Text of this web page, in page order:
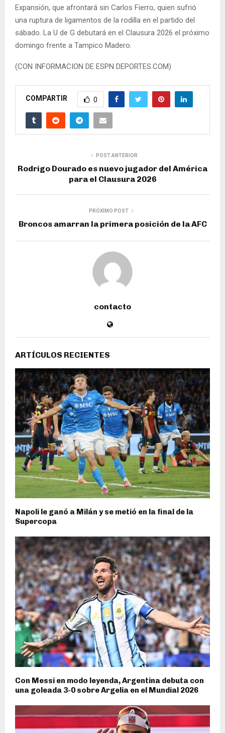
Expansión, que afrontará sin Carlos Fierro, quien sufrió
una ruptura de ligamentos de la rodilla en el partido del
sábado. La U de G debutará en el Clausura 2026 el próximo
domingo frente a Tampico Madero.
(CON INFORMACION DE ESPN DEPORTES.COM)
COMPARTIR 0
POST ANTERIOR
Rodrigo Dourado es nuevo jugador del América
para el Clausura 2026
PRÓXIMO POST
Broncos amarran la primera posición de la AFC
contacto
ARTÍCULOS RECIENTES
Napoli le ganó a Milán y se metió en la final de la
Supercopa
Con Messi en modo leyenda, Argentina debuta con
una goleada 3-0 sobre Argelia en el Mundial 2026